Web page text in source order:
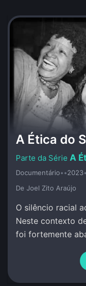
A Ética do
A
Documentário••2023•
De Joel Zito Araújo
O silêncio racial
Neste contexto
foi fortemente